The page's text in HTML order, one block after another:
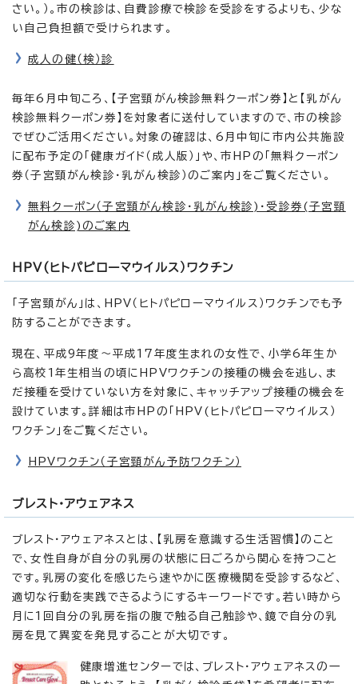
さい。）。市の検診は、自費診療で検診を受診をするよりも、少な
い自己負担額で受けられます。
成人の健（検）診
毎年6月中旬ころ、【子宮頸がん検診無料クーポン券】と【乳がん
検診無料クーポン券】を対象者に送付していますので、市の検診
でぜひご活用ください。対象の確認は、6月中旬に市内公共施設
に配布予定の「健康ガイド（成人版）」や、市HPの「無料クーポン
券（子宮頸がん検診・乳がん検診）のご案内」をご覧ください。
無料クーポン（子宮頸がん検診・乳がん検診)・受診券(子宮頸
がん検診)のご案内
HPV(ヒトパピローマウイルス）ワクチン
「子宮頸がん」は、HPV（ヒトパピローマウイルス）ワクチンでも予
防することができます。
現在、平成9年度～平成17年度生まれの女性で、小学6年生か
ら高校1年生相当の頃にHPVワクチンの接種の機会を逃し、ま
だ接種を受けていない方を対象に、キャッチアップ接種の機会を
設けています。詳細は市HPの「HPV(ヒトパピローマウイルス）
ワクチン」をご覧ください。
HPVワクチン（子宮頸がん予防ワクチン）
ブレスト・アウェアネス
ブレスト・アウェアネスとは、【乳房を意識する生活習慣】のこと
で、女性自身が自分の乳房の状態に日ごろから関心を持つこと
です。乳房の変化を感じたら速やかに医療機関を受診するなど、
適切な行動を実践できるようにするキーワードです。若い時から
月に1回自分の乳房を指の腹で触る自己触診や、鏡で自分の乳
房を見て異変を発見することが大切です。
健康増進センターでは、ブレスト・アウェアネスの一